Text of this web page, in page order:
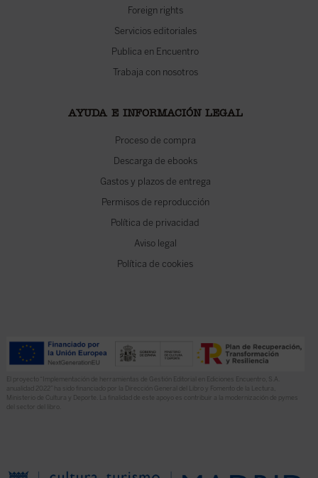
Foreign rights
Servicios editoriales
Publica en Encuentro
Trabaja con nosotros
AYUDA E INFORMACIÓN LEGAL
Proceso de compra
Descarga de ebooks
Gastos y plazos de entrega
Permisos de reproducción
Política de privacidad
Aviso legal
Política de cookies
El proyecto “Implementación de herramientas de Gestión Editorial en Ediciones Encuentro, S.A.
anualidad 2022” ha sido financiado por la Dirección General del Libro y Fomento de la Lectura,
Ministerio de Cultura y Deporte. La finalidad de este apoyo es contribuir a la modernización de pymes
del sector del libro.